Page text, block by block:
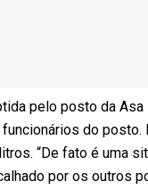
pelo posto da
do
“De fato é uma
por os outros